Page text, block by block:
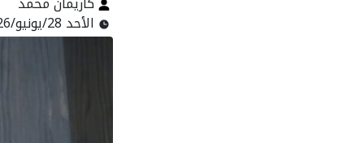
الأحد 28/يونيو/2026 - 10:24 ص